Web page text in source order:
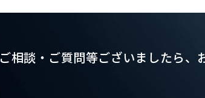
ご相談・ご質問等ございましたら、